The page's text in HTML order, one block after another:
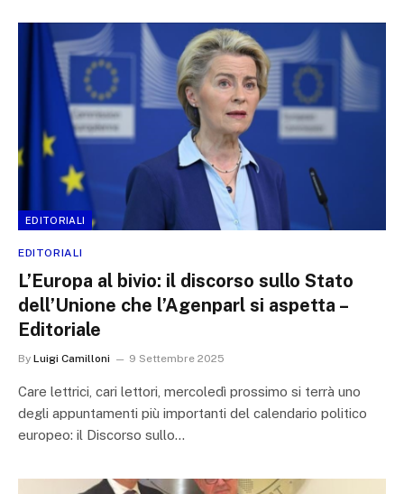
EDITORIALI
EDITORIALI
L’Europa al bivio: il discorso sullo Stato
dell’Unione che l’Agenparl si aspetta –
Editoriale
By Luigi Camilloni 9 Settembre 2025
Care lettrici, cari lettori, mercoledì prossimo si terrà uno
degli appuntamenti più importanti del calendario politico
europeo: il Discorso sullo…